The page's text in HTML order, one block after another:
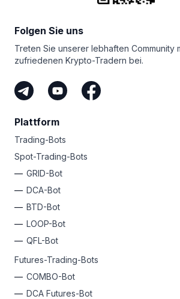
zu automatisieren. Warum melden Sie
heute an und entfesseln Ihren inneren
in allem sorgen unsere hochmoderne
Mitarbeitern und unser Engagement für
Spitzenleistungen dafür, dass Sie sich
Verwaltung Ihrer Kryptogelder bei uns
fühlen können.
Folgen Sie uns
Treten Sie unserer lebhaften Community
zufriedenen Krypto-Tradern bei.
Plattform
Trading-Bots
Spot-Trading-Bots
GRID-Bot
DCA-Bot
BTD-Bot
LOOP-Bot
QFL-Bot
Futures-Trading-Bots
COMBO-Bot
DCA Futures-Bot